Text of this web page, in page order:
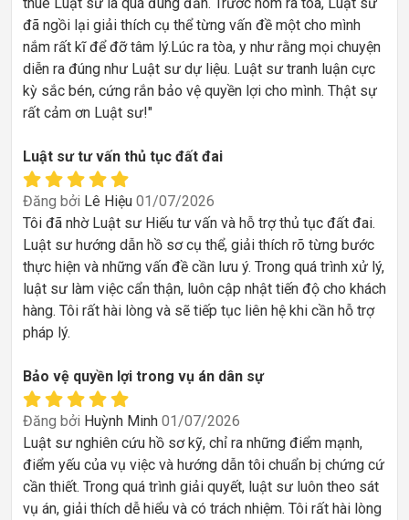
đã ngồi lại giải thích cụ thể từng vấn đề một cho mình
nắm rất kĩ để đỡ tâm lý.Lúc ra tòa, y như rằng mọi chuyện
diễn ra đúng như Luật sư dự liệu. Luật sư tranh luận cực
kỳ sắc bén, cứng rắn bảo vệ quyền lợi cho mình. Thật sự
rất cảm ơn Luật sư!"
Luật sư tư vấn thủ tục đất đai
Đăng bởi Lê Hiệu 01/07/2026
Tôi đã nhờ Luật sư Hiếu tư vấn và hỗ trợ thủ tục đất đai.
Luật sư hướng dẫn hồ sơ cụ thể, giải thích rõ từng bước
thực hiện và những vấn đề cần lưu ý. Trong quá trình xử lý,
luật sư làm việc cẩn thận, luôn cập nhật tiến độ cho khách
hàng. Tôi rất hài lòng và sẽ tiếp tục liên hệ khi cần hỗ trợ
pháp lý.
Bảo vệ quyền lợi trong vụ án dân sự
Đăng bởi Huỳnh Minh 01/07/2026
Luật sư nghiên cứu hồ sơ kỹ, chỉ ra những điểm mạnh,
điểm yếu của vụ việc và hướng dẫn tôi chuẩn bị chứng cứ
cần thiết. Trong quá trình giải quyết, luật sư luôn theo sát
vụ án, giải thích dễ hiểu và có trách nhiệm. Tôi rất hài lòng